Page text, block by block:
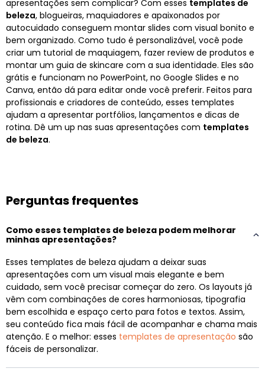
apresentações sem complicar? Com esses templates de
beleza, blogueiras, maquiadores e apaixonados por
autocuidado conseguem montar slides com visual bonito e
bem organizado. Como tudo é personalizável, você pode
criar um tutorial de maquiagem, fazer review de produtos e
montar um guia de skincare com a sua identidade. Eles são
grátis e funcionam no PowerPoint, no Google Slides e no
Canva, então dá para editar onde você preferir. Feitos para
profissionais e criadores de conteúdo, esses templates
ajudam a apresentar portfólios, lançamentos e dicas de
rotina. Dê um up nas suas apresentações com templates
de beleza.
Perguntas frequentes
Como esses templates de beleza podem melhorar
minhas apresentações?
Esses templates de beleza ajudam a deixar suas
apresentações com um visual mais elegante e bem
cuidado, sem você precisar começar do zero. Os layouts já
vêm com combinações de cores harmoniosas, tipografia
bem escolhida e espaço certo para fotos e textos. Assim,
seu conteúdo fica mais fácil de acompanhar e chama mais
atenção. E o melhor: esses templates de apresentação são
fáceis de personalizar.